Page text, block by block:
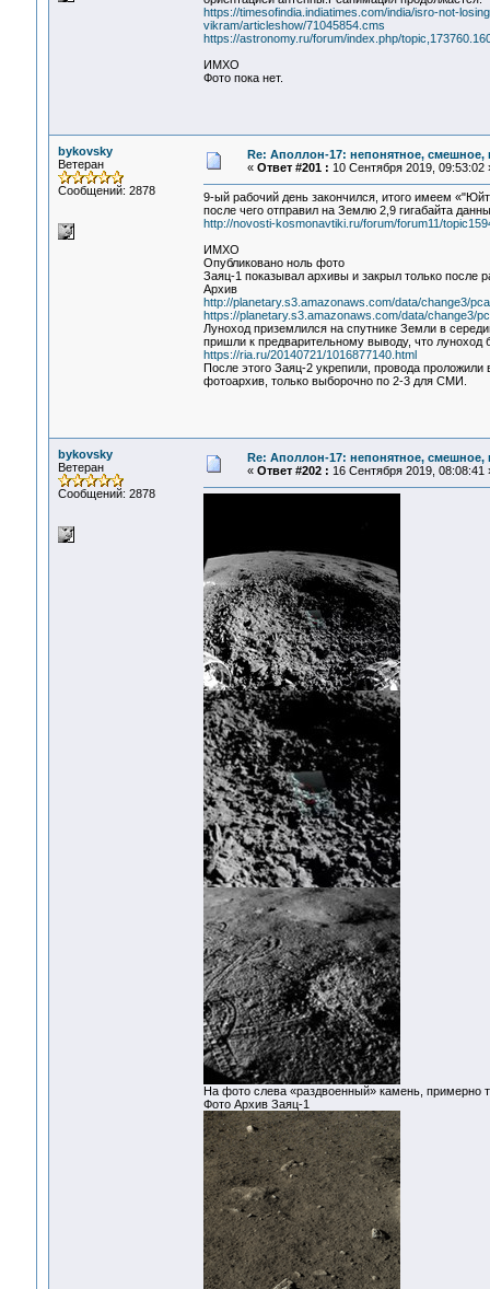
https://timesofindia.indiatimes.com/india/isro-not-
vikram/articleshow/71045854.cms
https://astronomy.ru/forum/index.php/
ИМХО
Фото пока нет.
bykovsky
Ветеран
Сообщений: 2878
Re: Аполлон-17: непонятное, смешное,
« Ответ #201 : 10 Сентября 2019, 09:53:02
9-ый рабочий день закончился, итого имеем
после чего отправил на Землю 2,9 гигабайта
http://novosti-kosmonavtiki.ru/forum/forum11/
ИМХО
Опубликовано ноль фото
Заяц-1 показывал архивы и закрыл только после
Архив
http://planetary.s3.amazonaws.com/data/change3/
https://planetary.s3.amazonaws.com/data/change3/
Луноход приземлился на спутнике Земли в
пришли к предварительному выводу, что луноход
https://ria.ru/20140721/1016877140.html
После этого Заяц-2 укрепили, провода
фотоархив, только выборочно по 2-3 для СМИ.
bykovsky
Ветеран
Сообщений: 2878
Re: Аполлон-17: непонятное, смешное,
« Ответ #202 : 16 Сентября 2019, 08:08:41
На фото слева «раздвоенный» камень, примерно
Фото Архив Заяц-1